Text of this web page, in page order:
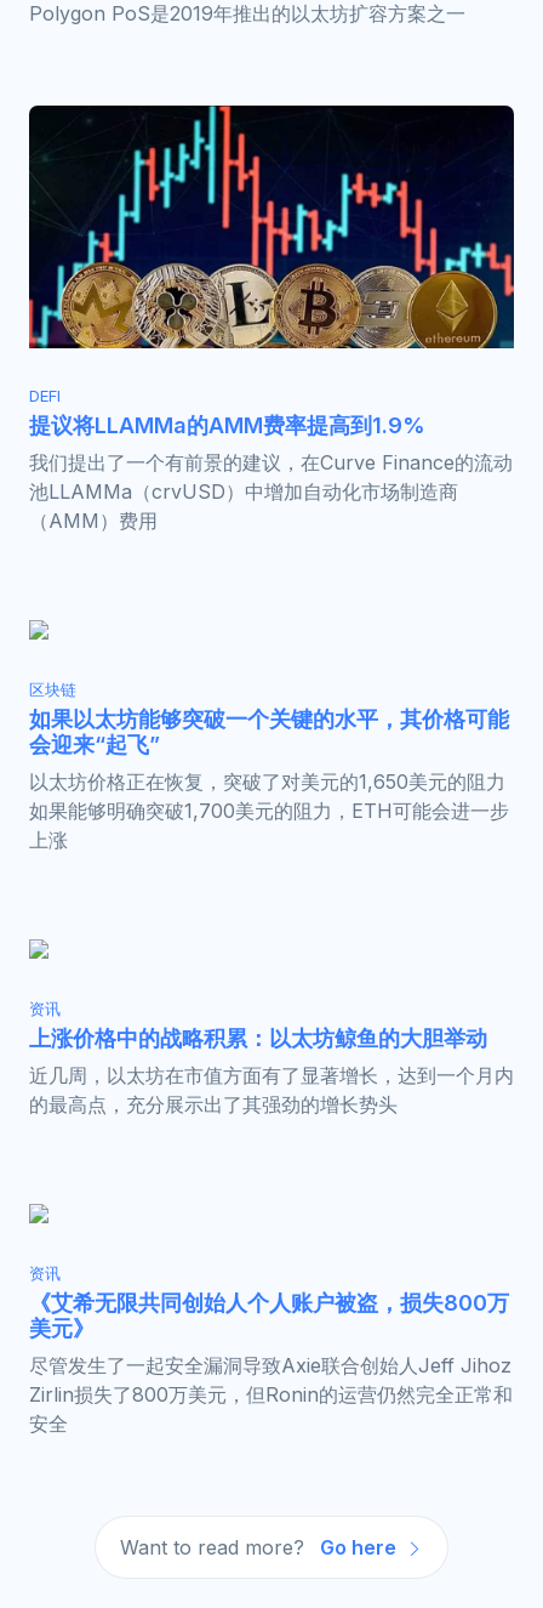
Polygon PoS是2019年推出的以太坊扩容方案之一
DEFI
提议将LLAMMa的AMM费率提高到1.9%
我们提出了一个有前景的建议，在Curve Finance的流动
池LLAMMa（crvUSD）中增加自动化市场制造商
（AMM）费用
区块链
如果以太坊能够突破一个关键的水平，其价格可能
会迎来“起飞”
以太坊价格正在恢复，突破了对美元的1,650美元的阻力
如果能够明确突破1,700美元的阻力，ETH可能会进一步
上涨
资讯
上涨价格中的战略积累：以太坊鲸鱼的大胆举动
近几周，以太坊在市值方面有了显著增长，达到一个月内
的最高点，充分展示出了其强劲的增长势头
资讯
《艾希无限共同创始人个人账户被盗，损失800万
美元》
尽管发生了一起安全漏洞导致Axie联合创始人Jeff Jihoz
Zirlin损失了800万美元，但Ronin的运营仍然完全正常和
安全
Want to read more? Go here